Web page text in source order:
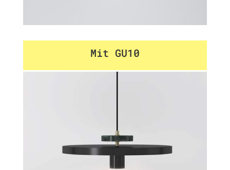
Mit GU10